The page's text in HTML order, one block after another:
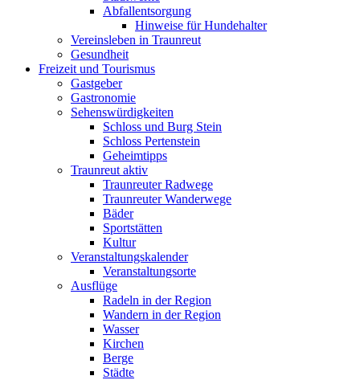
Abfallentsorgung
Hinweise für Hundehalter
Vereinsleben in Traunreut
Gesundheit
Freizeit und Tourismus
Gastgeber
Gastronomie
Sehenswürdigkeiten
Schloss und Burg Stein
Schloss Pertenstein
Geheimtipps
Traunreut aktiv
Traunreuter Radwege
Traunreuter Wanderwege
Bäder
Sportstätten
Kultur
Veranstaltungskalender
Veranstaltungsorte
Ausflüge
Radeln in der Region
Wandern in der Region
Wasser
Kirchen
Berge
Städte